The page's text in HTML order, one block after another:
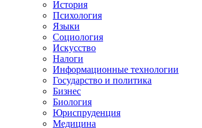
История
Психология
Языки
Социология
Искусство
Налоги
Информационные технологии
Государство и политика
Бизнес
Биология
Юриспруденция
Медицина